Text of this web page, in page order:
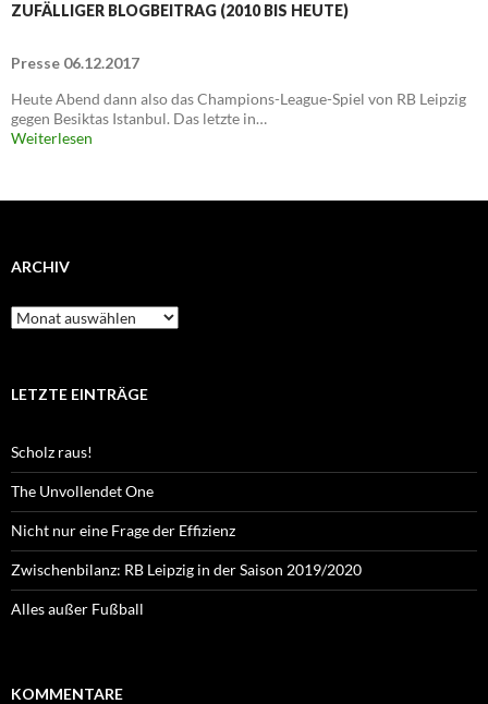
ZUFÄLLIGER BLOGBEITRAG (2010 BIS HEUTE)
Presse 06.12.2017
Heute Abend dann also das Champions-League-Spiel von RB Leipzig
gegen Besiktas Istanbul. Das letzte in…
Weiterlesen
ARCHIV
Archiv
LETZTE EINTRÄGE
Scholz raus!
The Unvollendet One
Nicht nur eine Frage der Effizienz
Zwischenbilanz: RB Leipzig in der Saison 2019/2020
Alles außer Fußball
KOMMENTARE